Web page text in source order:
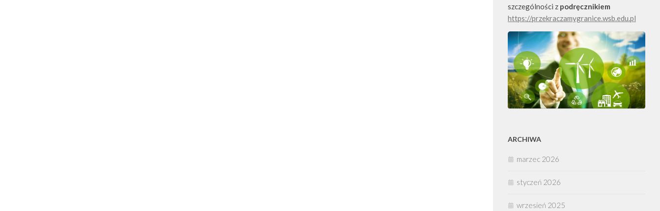
szczególności z podręcznikiem
https://przekraczamygranice.wsb.edu.pl
ARCHIWA
marzec 2026
styczeń 2026
wrzesień 2025